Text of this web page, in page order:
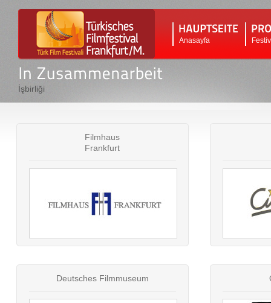
Anasayfa
İşbirliği
Filmhaus
Frankfurt
Deutsches Filmmuseum